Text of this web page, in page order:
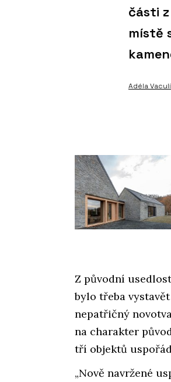
části
místě
Adéla
Z původní
bylo třeba
nepatřičný
na charakter
tří objektů
„Nově navržené